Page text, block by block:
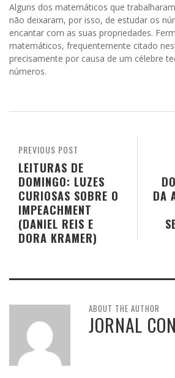
Alguns dos matemáticos que
não deixaram, por isso, de estudar os
encantar com as suas propriedades.
matemáticos, frequentemente citado
precisamente por causa de um célebre
números.
DA
PREVIOUS POST
LEITURAS DE
DOMINGO: LUZES
CURIOSAS SOBRE O
IMPEACHMENT
(DANIEL REIS E
DORA KRAMER)
ABOUT THE AUTHOR
JORNAL